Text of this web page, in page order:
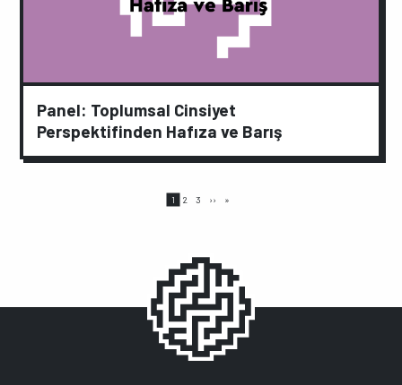
Panel: Toplumsal Cinsiyet
Perspektifinden Hafıza ve Barış
Page
1 2 3
sayfa
››
sayfa
»